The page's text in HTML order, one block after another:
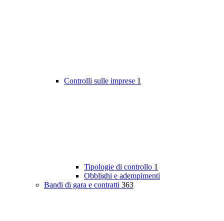
Controlli sulle imprese 1
Tipologie di controllo 1
Obblighi e adempimenti
Bandi di gara e contratti 363